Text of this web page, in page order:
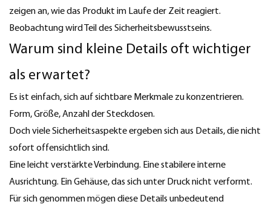
zeigen an, wie das Produkt im Laufe der Zeit reagiert.
Beobachtung wird Teil des Sicherheitsbewusstseins.
Warum sind kleine Details oft wichtiger
als erwartet?
Es ist einfach, sich auf sichtbare Merkmale zu konzentrieren.
Form, Größe, Anzahl der Steckdosen.
Doch viele Sicherheitsaspekte ergeben sich aus Details, die nicht
sofort offensichtlich sind.
Eine leicht verstärkte Verbindung. Eine stabilere interne
Ausrichtung. Ein Gehäuse, das sich unter Druck nicht verformt.
Für sich genommen mögen diese Details unbedeutend